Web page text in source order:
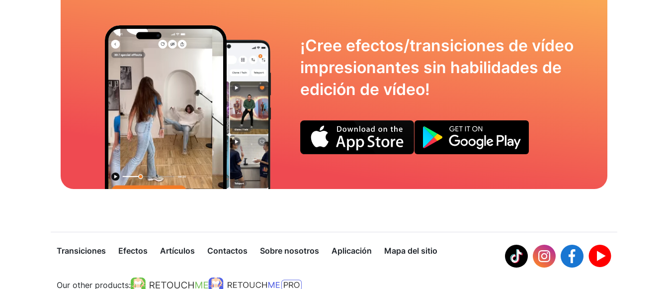
¡Cree efectos/transiciones de vídeo
impresionantes sin habilidades de
edición de vídeo!
Transiciones Efectos Artículos Contactos Sobre nosotros Aplicación Mapa del sitio
Our other products: